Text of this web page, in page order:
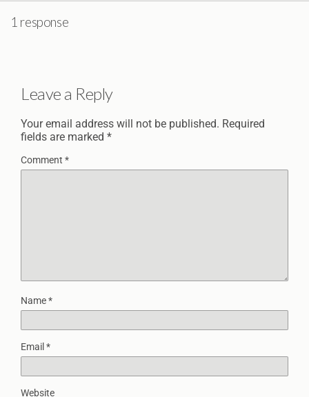
1 response
Leave a Reply
Your email address will not be published. Required
fields are marked *
Comment *
Name*
Email *
Website